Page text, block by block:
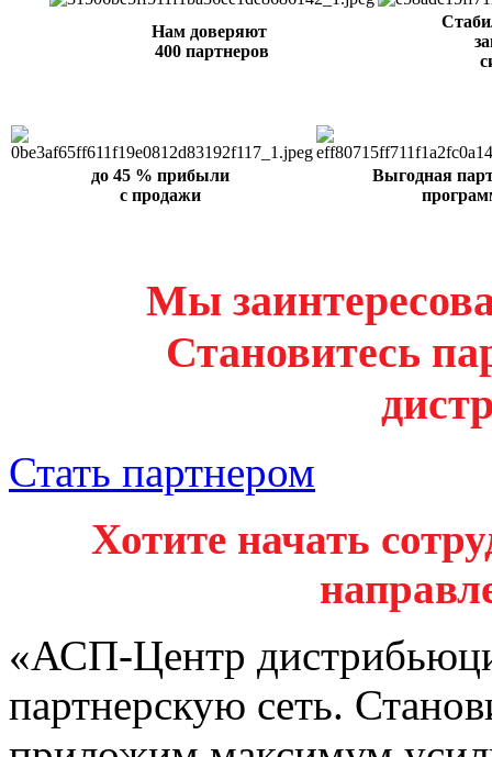
Нам доверяют
400 партнеров
до 45 % прибыли
с продажи
Выгодная
Мы
Становитесь
Стать партнером
Хотите начать
«АСП-Центр
партнерскую сеть.